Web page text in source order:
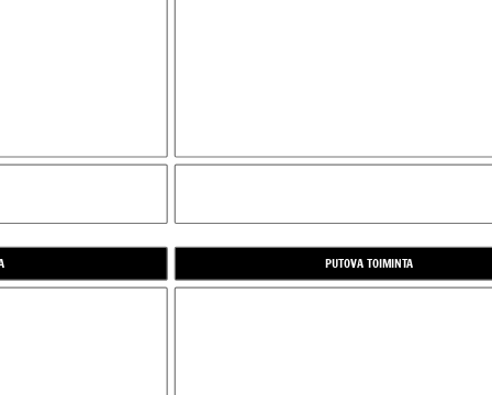
NOUSEVA TOIMINTA
PUTOVA TOIMINTA